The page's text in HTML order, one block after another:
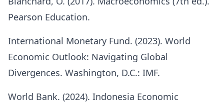
Pearson Education.
International Monetary Fund. (2023). World
Economic Outlook: Navigating Global
Divergences. Washington, D.C.: IMF.
World Bank. (2024). Indonesia Economic